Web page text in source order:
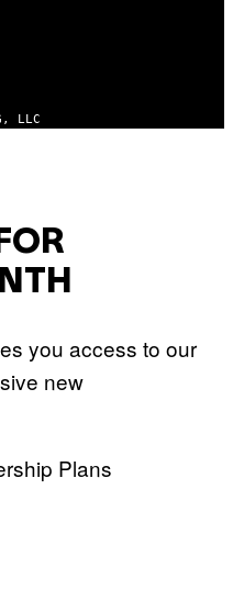
LLC
you access to our
new
Plans